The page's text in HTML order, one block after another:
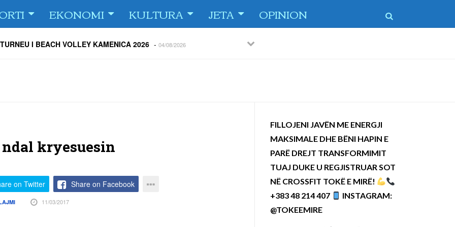
EKONOMI KULTURA JETA OPINION
i FC Drita në Europa Conference League - PreviousNext
kryesuesin
on Twitter Share on Facebook
11/03/2017
FILLOJENI JAVËN ME ENERGJI
MAKSIMALE DHE BËNI HAPIN E
PARË DREJT TRANSFORMIMIT
TUAJ DUKE U REGJISTRUAR SOT
NË CROSSFIT TOKË E MIRË!
+383 48 214 407
INSTAGRAM:
@TOKEEMIRE